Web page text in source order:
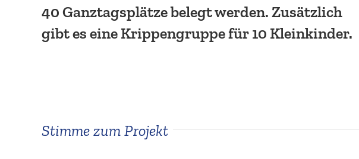
40 Ganztags­plätze belegt werden. Zusätzlich
gibt es eine Krippen­gruppe für 10 Kleinkinder.
Stimme zum Projekt